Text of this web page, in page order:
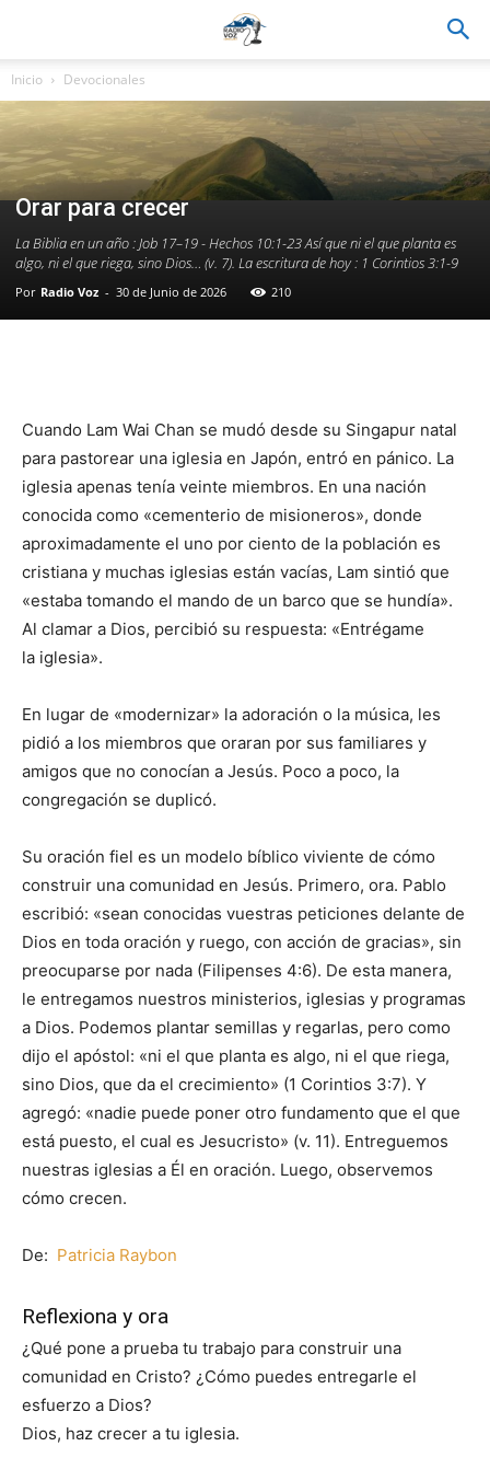
Inicio Devocionales
Orar para crecer
La Biblia en un año : Job 17–19 - Hechos 10:1-23 Así que ni el que planta es
algo, ni el que riega, sino Dios… (v. 7). La escritura de hoy : 1 Corintios 3:1-9
Por Radio Voz - 30 de Junio de 2026 210
Cuando Lam Wai Chan se mudó desde su Singapur natal
para pastorear una iglesia en Japón, entró en pánico. La
iglesia apenas tenía veinte miembros. En una nación
conocida como «cementerio de misioneros», donde
aproximadamente el uno por ciento de la población es
cristiana y muchas iglesias están vacías, Lam sintió que
«estaba tomando el mando de un barco que se hundía».
Al clamar a Dios, percibió su respuesta: «Entrégame
la iglesia».
En lugar de «modernizar» la adoración o la música, les
pidió a los miembros que oraran por sus familiares y
amigos que no conocían a Jesús. Poco a poco, la
congregación se duplicó.
Su oración fiel es un modelo bíblico viviente de cómo
construir una comunidad en Jesús. Primero, ora. Pablo
escribió: «sean conocidas vuestras peticiones delante de
Dios en toda oración y ruego, con acción de gracias», sin
preocuparse por nada (Filipenses 4:6). De esta manera,
le entregamos nuestros ministerios, iglesias y programas
a Dios. Podemos plantar semillas y regarlas, pero como
dijo el apóstol: «ni el que planta es algo, ni el que riega,
sino Dios, que da el crecimiento» (1 Corintios 3:7). Y
agregó: «nadie puede poner otro fundamento que el que
está puesto, el cual es Jesucristo» (v. 11). Entreguemos
nuestras iglesias a Él en oración. Luego, observemos
cómo crecen.
De: Patricia Raybon
Reflexiona y ora
¿Qué pone a prueba tu trabajo para construir una
comunidad en Cristo? ¿Cómo puedes entregarle el
esfuerzo a Dios?
Dios, haz crecer a tu iglesia.